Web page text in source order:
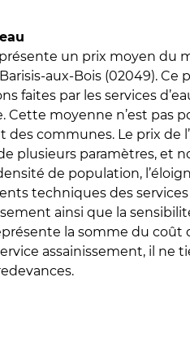
un prix moyen du
aux-Bois (02049). Ce
faites par les services
Cette moyenne n’est pas
des communes. Le prix de
plusieurs paramètres, et
de population,
techniques des services
ainsi que la
la somme du coût
assainissement, il ne